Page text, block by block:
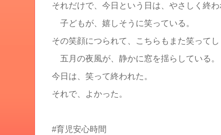
それだけで、今日という日は、やさしく終
子どもが、嬉しそうに笑っている。
その笑顔につられて、こちらもまた笑って
五月の夜風が、静かに窓を揺らしている。
今日は、笑って終われた。
それで、よかった。
#育児安心時間